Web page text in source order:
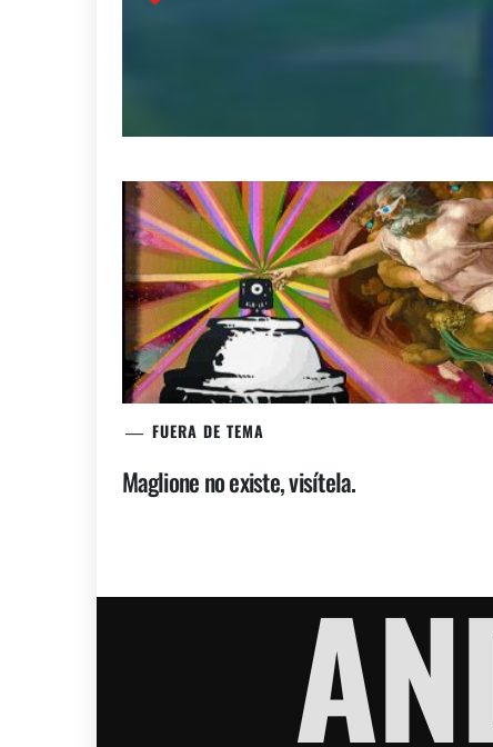
FUERA DE TEMA
Maglione no existe, visítela.